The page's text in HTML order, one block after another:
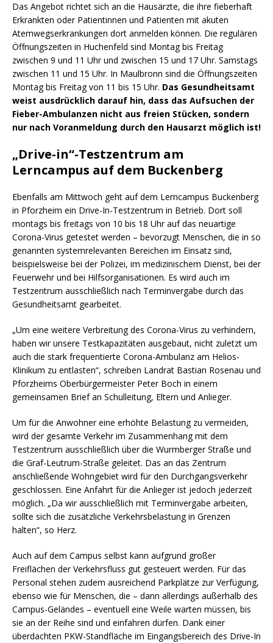
Das Angebot richtet sich an die Hausärzte, die ihre fieberhaft
Erkrankten oder Patientinnen und Patienten mit akuten
Atemwegserkrankungen dort anmelden können. Die regulären
Öffnungszeiten in Huchenfeld sind Montag bis Freitag
zwischen 9 und 11 Uhr und zwischen 15 und 17 Uhr. Samstags
zwischen 11 und 15 Uhr. In Maulbronn sind die Öffnungszeiten
Montag bis Freitag von 11 bis 15 Uhr. Das Gesundheitsamt
weist ausdrücklich darauf hin, dass das Aufsuchen der
Fieber-Ambulanzen nicht aus freien Stücken, sondern
nur nach Voranmeldung durch den Hausarzt möglich ist!
„Drive-in“-Testzentrum am
Lerncampus auf dem Buckenberg
Ebenfalls am Mittwoch geht auf dem Lerncampus Buckenberg
in Pforzheim ein Drive-In-Testzentrum in Betrieb. Dort soll
montags bis freitags von 10 bis 18 Uhr auf das neuartige
Corona-Virus getestet werden – bevorzugt Menschen, die in so
genannten systemrelevanten Bereichen im Einsatz sind,
beispielsweise bei der Polizei, im medizinischem Dienst, bei der
Feuerwehr und bei Hilfsorganisationen. Es wird auch im
Testzentrum ausschließlich nach Terminvergabe durch das
Gesundheitsamt gearbeitet.
„Um eine weitere Verbreitung des Corona-Virus zu verhindern,
haben wir unsere Testkapazitäten ausgebaut, nicht zuletzt um
auch die stark frequentierte Corona-Ambulanz am Helios-
Klinikum zu entlasten“, schreiben Landrat Bastian Rosenau und
Pforzheims Oberbürgermeister Peter Boch in einem
gemeinsamen Brief an Schulleitung, Eltern und Anlieger.
Um für die Anwohner eine erhöhte Belastung zu vermeiden,
wird der gesamte Verkehr im Zusammenhang mit dem
Testzentrum ausschließlich über die Wurmberger Straße und
die Graf-Leutrum-Straße geleitet. Das an das Zentrum
anschließende Wohngebiet wird für den Durchgangsverkehr
geschlossen. Eine Anfahrt für die Anlieger ist jedoch jederzeit
möglich. „Da wir ausschließlich mit Terminvergabe arbeiten,
sollte sich die zusätzliche Verkehrsbelastung in Grenzen
halten“, so Herz.
Auch auf dem Campus selbst kann aufgrund großer
Freiflächen der Verkehrsfluss gut gesteuert werden. Für das
Personal stehen zudem ausreichend Parkplätze zur Verfügung,
ebenso wie für Menschen, die – dann allerdings außerhalb des
Campus-Geländes – eventuell eine Weile warten müssen, bis
sie an der Reihe sind und einfahren dürfen. Dank einer
überdachten PKW-Standfläche im Eingangsbereich des Drive-In